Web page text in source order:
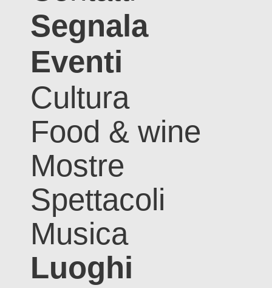
Segnala
Eventi
Cultura
Food & wine
Mostre
Spettacoli
Musica
Luoghi